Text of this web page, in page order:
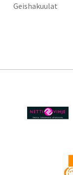
Geishakuulat